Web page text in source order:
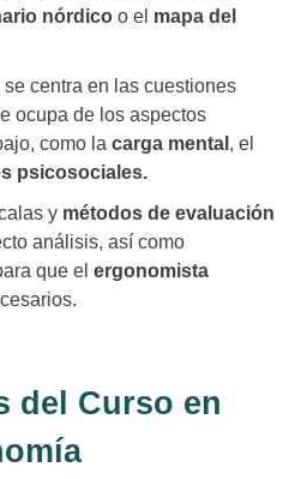
nórdico o el mapa del
centra en las cuestiones
ocupa de los aspectos
como la carga mental , el
psicosociales.
y métodos de evaluación
análisis, así como
que el ergonomista
del Curso en